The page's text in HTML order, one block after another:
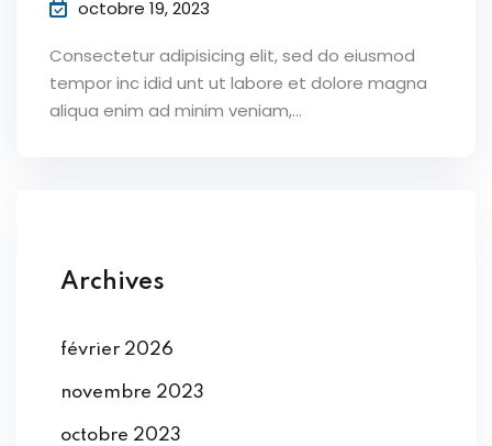
octobre 19, 2023
Consectetur adipisicing elit, sed do eiusmod
tempor inc idid unt ut labore et dolore magna
aliqua enim ad minim veniam,…
Archives
février 2026
novembre 2023
octobre 2023